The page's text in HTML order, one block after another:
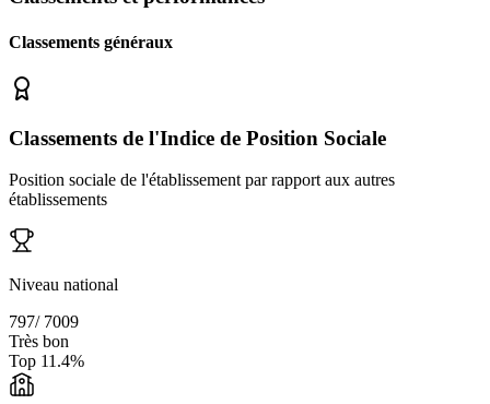
Classements généraux
Classements de l'Indice de Position Sociale
Position sociale de l'établissement par rapport aux autres
établissements
Niveau national
797/ 7009
Très bon
Top 11.4%